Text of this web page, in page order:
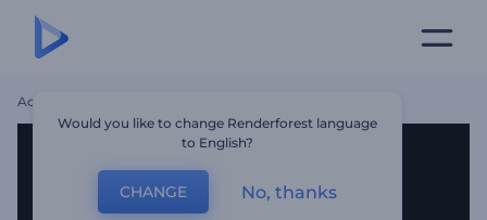
Accueil
Would you like to change Renderforest language
to English?
CHANGE No, thanks